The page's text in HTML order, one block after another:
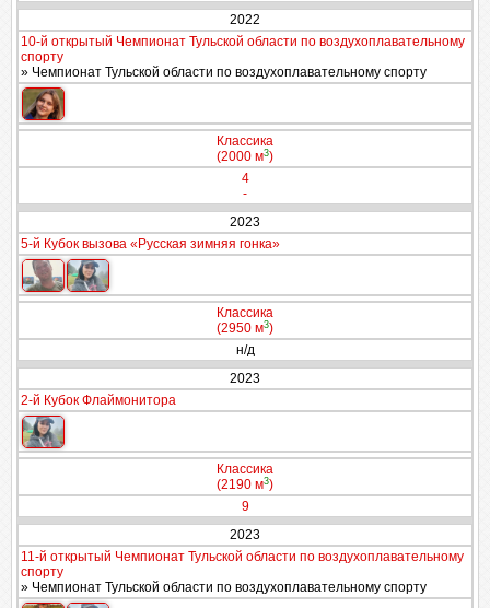
2022
10-й открытый Чемпионат Тульской области по воздухоплавательному
спорту
» Чемпионат Тульской области по воздухоплавательному спорту
Классика
(2000 м3)
4
-
2023
5-й Кубок вызова «Русская зимняя гонка»
Классика
(2950 м3)
н/д
2023
2-й Кубок Флаймонитора
Классика
(2190 м3)
9
2023
11-й открытый Чемпионат Тульской области по воздухоплавательному
спорту
» Чемпионат Тульской области по воздухоплавательному спорту